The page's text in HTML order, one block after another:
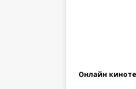
Онлайн